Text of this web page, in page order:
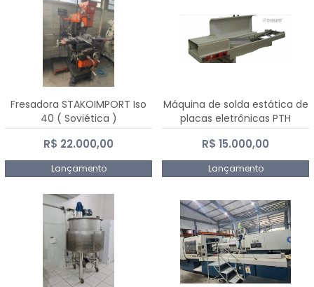
Fresadora STAKOIMPORT Iso
40 ( Soviética )
R$ 22.000,00
Lançamento
Máquina de solda estática de
placas eletrônicas PTH
DIALSAT
R$ 15.000,00
Lançamento